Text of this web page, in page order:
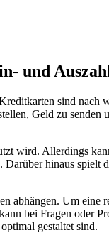
und
sind
Geld zu
wird. Allerdings
hinaus
Um eine
bei Fragen oder
gestaltet sind.